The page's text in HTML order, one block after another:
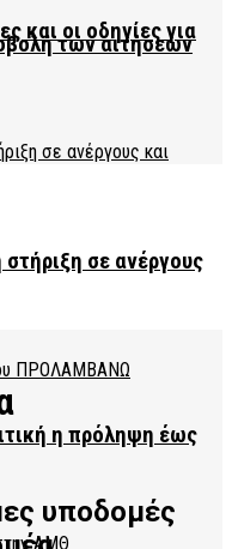
των αιτήσεων
σε ανέργους
η πρόληψη έως
και οι οδηγίες για
υποδομές